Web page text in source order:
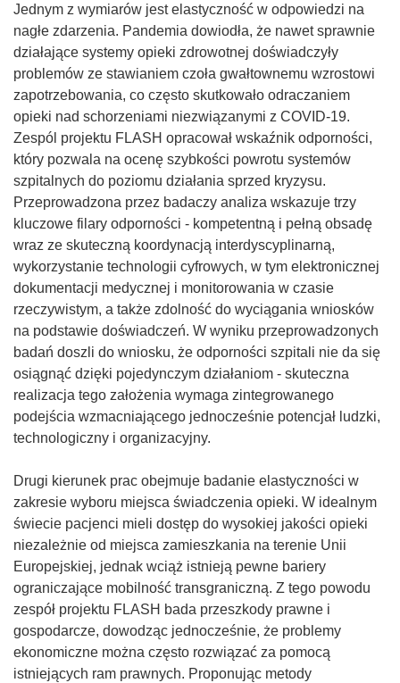
ę
w
n
o
w
y
m
o
k
n
i
e
)
Jednym z wymiarów jest elastyczność w odpowiedzi na
nagłe zdarzenia. Pandemia dowiodła, że nawet sprawnie
działające systemy opieki zdrowotnej doświadczyły
problemów ze stawianiem czoła gwałtownemu wzrostowi
zapotrzebowania, co często skutkowało odraczaniem
opieki nad schorzeniami niezwiązanymi z COVID-19.
Zespól projektu FLASH opracował wskaźnik odporności,
który pozwala na ocenę szybkości powrotu systemów
szpitalnych do poziomu działania sprzed kryzysu.
Przeprowadzona przez badaczy analiza wskazuje trzy
kluczowe filary odporności - kompetentną i pełną obsadę
wraz ze skuteczną koordynacją interdyscyplinarną,
wykorzystanie technologii cyfrowych, w tym elektronicznej
dokumentacji medycznej i monitorowania w czasie
rzeczywistym, a także zdolność do wyciągania wniosków
na podstawie doświadczeń. W wyniku przeprowadzonych
badań doszli do wniosku, że odporności szpitali nie da się
osiągnąć dzięki pojedynczym działaniom - skuteczna
realizacja tego założenia wymaga zintegrowanego
podejścia wzmacniającego jednocześnie potencjał ludzki,
technologiczny i organizacyjny.
Drugi kierunek prac obejmuje badanie elastyczności w
zakresie wyboru miejsca świadczenia opieki. W idealnym
świecie pacjenci mieli dostęp do wysokiej jakości opieki
niezależnie od miejsca zamieszkania na terenie Unii
Europejskiej, jednak wciąż istnieją pewne bariery
ograniczające mobilność transgraniczną. Z tego powodu
zespół projektu FLASH bada przeszkody prawne i
gospodarcze, dowodząc jednocześnie, że problemy
ekonomiczne można często rozwiązać za pomocą
istniejących ram prawnych. Proponując metody